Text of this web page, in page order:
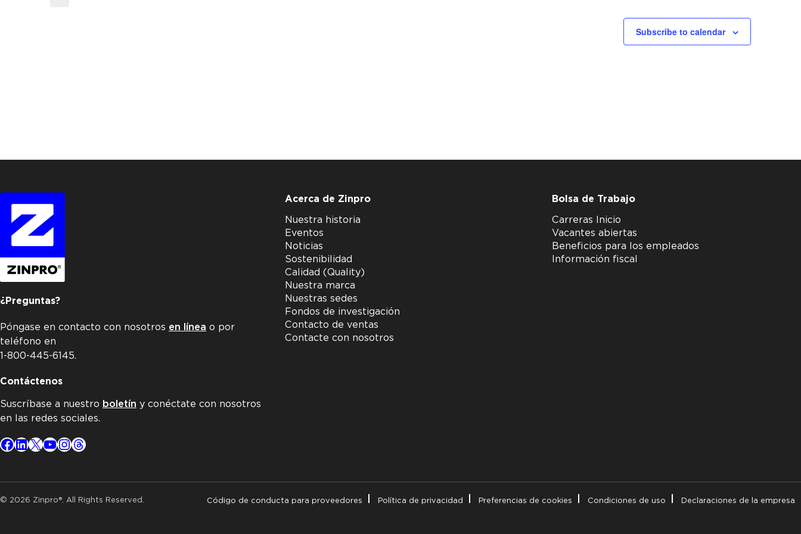
Subscribe to calendar
¿Preguntas?
Póngase en contacto con nosotros en línea o por
teléfono en
1-800-445-6145.
Contáctenos
Suscríbase a nuestro boletín y conéctate con nosotros
en las redes sociales.
Facebook
LinkedIn
X YouTube
Instagram
Threads
Acerca de Zinpro
Nuestra historia
Eventos
Noticias
Sostenibilidad
Calidad (Quality)
Nuestra marca
Nuestras sedes
Fondos de investigación
Contacto de ventas
Contacte con nosotros
Bolsa de Trabajo
Carreras Inicio
Vacantes abiertas
Beneficios para los empleados
Información fiscal
© 2026 Zinpro®. All Rights Reserved. Código de conducta para proveedores Política de privacidad Preferencias de cookies Condiciones de uso Declaraciones de la empresa